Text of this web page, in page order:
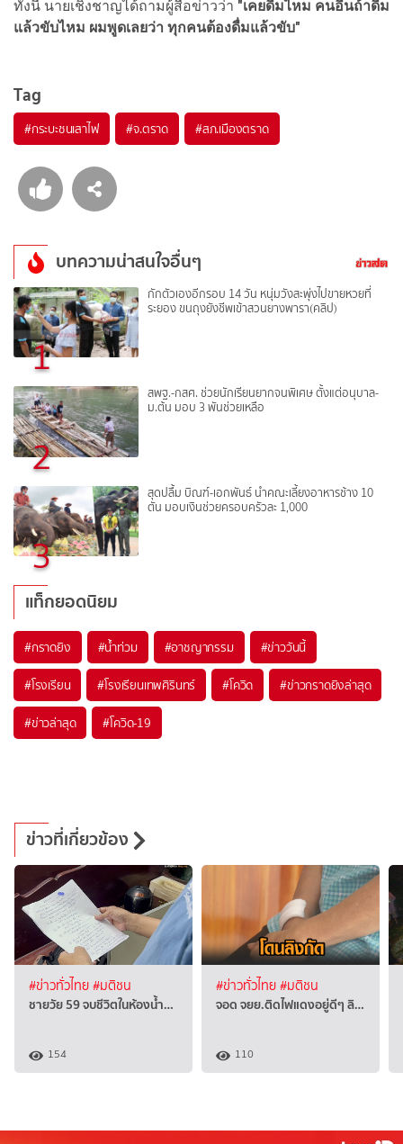
ทั้งนี้ นายเชิงชาญได้ถามผู้สื่อข่าวว่า "เคยดื่มไหม คนอื่นถ้าดื่ม
แล้วขับไหม ผมพูดเลยว่า ทุกคนต้องดื่มแล้วขับ"
Tag
#กระบะชนเสาไฟ #จ.ตราด #สภ.เมืองตราด
บทความน่าสนใจอื่นๆ
1
กักตัวเองอีกรอบ 14 วัน หนุ่มวังสะพุ่งไปขายหวยที่
ระยอง ขนถุงยังชีพเข้าสวนยางพารา(คลิป)
2
สพฐ.-กสศ. ช่วยนักเรียนยากจนพิเศษ ตั้งแต่อนุบาล-
ม.ต้น มอบ 3 พันช่วยเหลือ
3
สุดปลื้ม บิณฑ์-เอกพันธ์ นำคณะเลี้ยงอาหารช้าง 10
ตัน มอบเงินช่วยครอบครัวละ 1,000
แท็กยอดนิยม
#กราดยิง #น้ำท่วม #อาชญากรรม #ข่าววันนี้
#โรงเรียน #โรงเรียนเทพศิรินทร์ #โควิด #ข่าวกราดยิงล่าสุด
#ข่าวล่าสุด #โควิด-19
ข่าวที่เกี่ยวข้อง
#ข่าวทั่วไทย#มติชน
ชายวัย 59 จบชีวิตในห้องน้ำ…
154
#ข่าวทั่วไทย#มติชน
จอด จยย.ติดไฟแดงอยู่ดีๆ ลิ…
110